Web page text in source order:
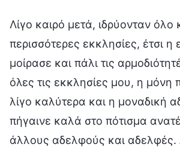
Λίγο καιρό μετά, ιδρύονταν όλο
περισσότερες εκκλησίες, έτσι η
μοίρασε και πάλι τις
όλες τις εκκλησίες μου, η μόνη
λίγο καλύτερα και η μοναδική
πήγαινε καλά στο πότισμα
άλλους αδελφούς και αδελφές.